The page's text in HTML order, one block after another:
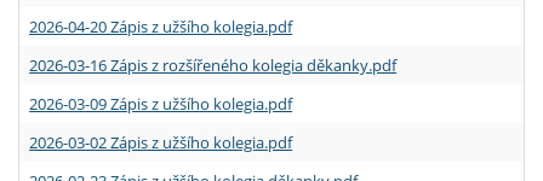
2026-04-20 Zápis z užšího kolegia.pdf
2026-03-16 Zápis z rozšířeného kolegia děkanky.pdf
2026-03-09 Zápis z užšího kolegia.pdf
2026-03-02 Zápis z užšího kolegia.pdf